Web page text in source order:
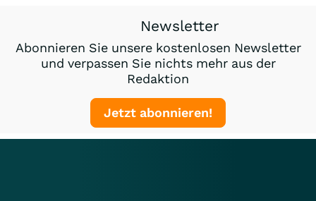
Newsletter
Abonnieren Sie unsere kostenlosen Newsletter
und verpassen Sie nichts mehr aus der
Redaktion
Jetzt abonnieren!